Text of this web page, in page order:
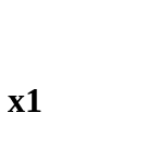
x1